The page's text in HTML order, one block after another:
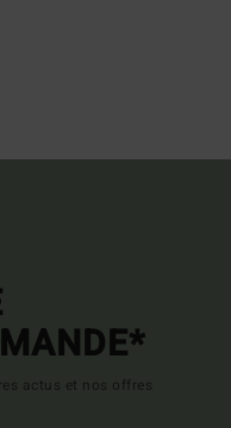
actus et nos offres